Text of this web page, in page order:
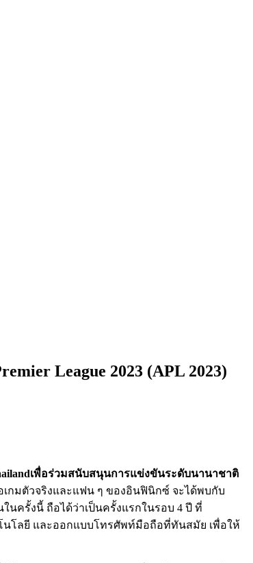
League 2023 (APL 2023)
เพื่อร่วมสนับสนุนการแข่งขันระดับนานาชาติ
เกมตัวจริงและแฟน ๆ ของอินฟินิกซ์ จะได้พบกับ
ครั้งนี้ ถือได้ว่าเป็นครั้งแรกในรอบ 4 ปี ที่
นโลยี และออกแบบโทรศัพท์มือถือที่ทันสมัย เพื่อให้